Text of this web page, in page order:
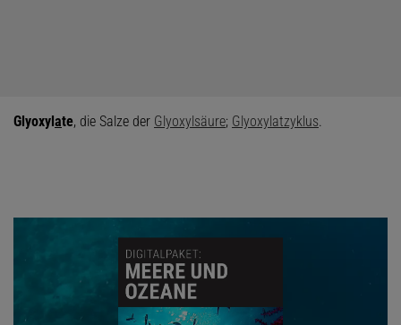
Glyoxylate, die Salze der Glyoxylsäure; Glyoxylatzyklus.